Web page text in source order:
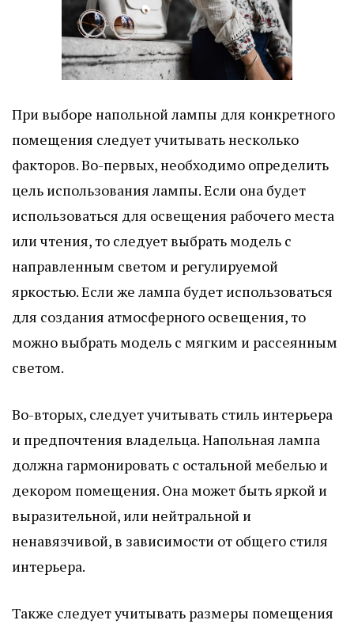
При выборе напольной лампы для конкретного
помещения следует учитывать несколько
факторов. Во-первых, необходимо определить
цель использования лампы. Если она будет
использоваться для освещения рабочего места
или чтения, то следует выбрать модель с
направленным светом и регулируемой
яркостью. Если же лампа будет использоваться
для создания атмосферного освещения, то
можно выбрать модель с мягким и рассеянным
светом.
Во-вторых, следует учитывать стиль интерьера
и предпочтения владельца. Напольная лампа
должна гармонировать с остальной мебелью и
декором помещения. Она может быть яркой и
выразительной, или нейтральной и
ненавязчивой, в зависимости от общего стиля
интерьера.
Также следует учитывать размеры помещения